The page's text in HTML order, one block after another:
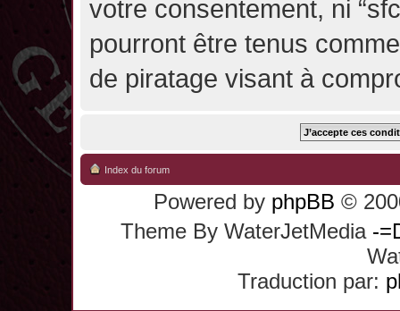
votre consentement, ni
pourront être tenus
de piratage visant à
Index du forum
Powered by phpBB ©
Theme By WaterJetMedia -
Traduction par: